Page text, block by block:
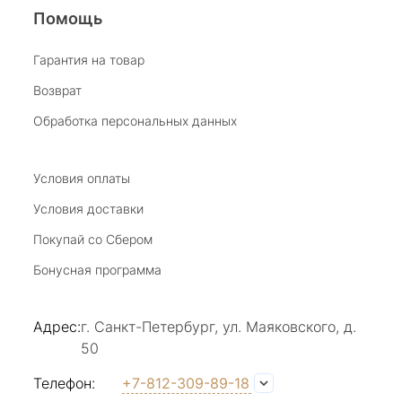
Виктория Бузина
Благодарю за возможность получить
консультацию, за человеческое общение. Это
Отзыв Яндекс.Карты
Светлана Е.
прекрасный выбор интересных необычных
украшений и отзывчивый и доброделвткотный
Показать полностью
Помощь
Гарантия на товар
Возврат
Обработка персональных данных
Условия оплаты
Условия доставки
Покупай со Сбером
Бонусная программа
Адрес:г. Санкт-Петербург, ул. Маяковского, д.
50
Телефон:
+7-812-309-89-18